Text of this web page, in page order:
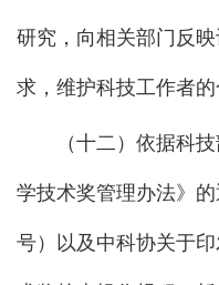
研究，向相关部门反
求，维护科技工作者的
（十二）依据科
学技术奖管理办法》
号）以及中科协关于